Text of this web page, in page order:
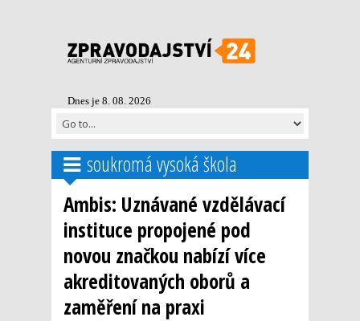
Dnes je 8. 08. 2026
soukromá vysoká škola
Ambis: Uznávané vzdělávací
instituce propojené pod
novou značkou nabízí více
akreditovaných oborů a
zaměření na praxi